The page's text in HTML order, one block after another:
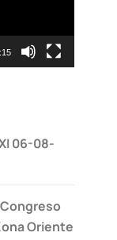
06-08-
Oriente